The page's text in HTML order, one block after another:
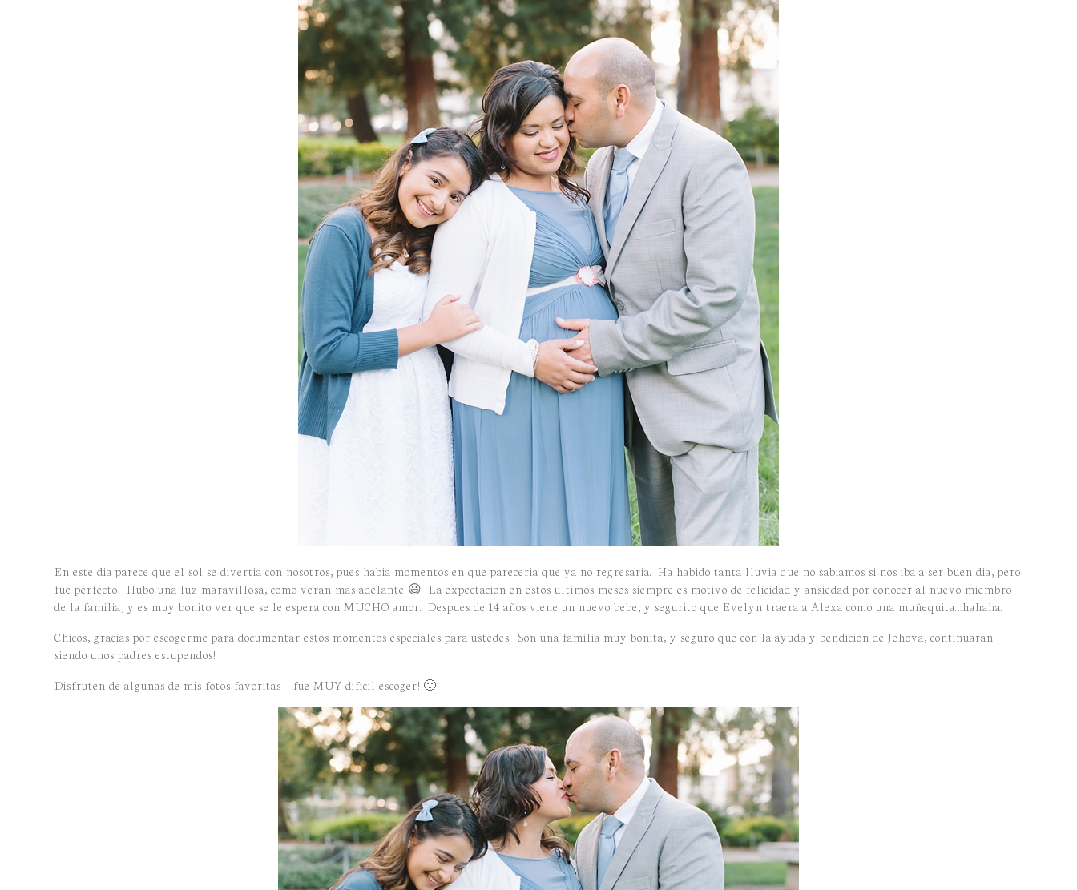
En este dia parece que el sol se divertia con nosotros, pues habia momentos en que pareceria que ya no regresaria. Ha habido tanta lluvia que no sabiamos si nos iba a ser buen dia, pero
fue perfecto! Hubo una luz maravillosa, como veran mas adelante 😃 La expectacion en estos ultimos meses siempre es motivo de felicidad y ansiedad por conocer al nuevo miembro
de la familia, y es muy bonito ver que se le espera con MUCHO amor. Despues de 14 años viene un nuevo bebe, y segurito que Evelyn traera a Alexa como una muñequita…hahaha.
Chicos, gracias por escogerme para documentar estos momentos especiales para ustedes. Son una familia muy bonita, y seguro que con la ayuda y bendicion de Jehova, continuaran
siendo unos padres estupendos!
Disfruten de algunas de mis fotos favoritas – fue MUY dificil escoger! 🙂